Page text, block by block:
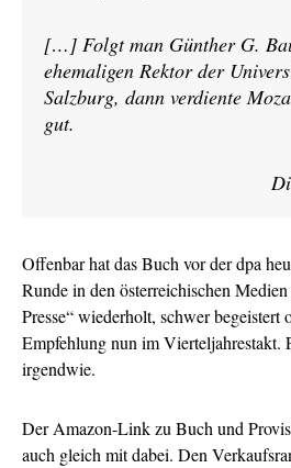
[…] Folgt man Günther G.
ehemaligen Rektor der
Salzburg, dann verdiente
gut.
Offenbar hat das Buch vor der dpa
Runde in den österreichischen
Presse“ wiederholt, schwer begeistert
Empfehlung nun im Vierteljahrestakt.
irgendwie.
Der Amazon-Link zu Buch und
auch gleich mit dabei. Den